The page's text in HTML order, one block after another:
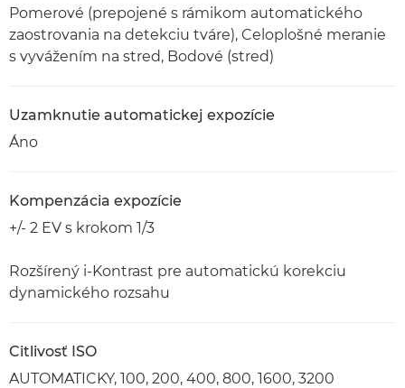
Pomerové (prepojené s rámikom automatického
zaostrovania na detekciu tváre), Celoplošné meranie
s vyvážením na stred, Bodové (stred)
Uzamknutie automatickej expozície
Áno
Kompenzácia expozície
+/- 2 EV s krokom 1/3
Rozšírený i-Kontrast pre automatickú korekciu
dynamického rozsahu
Citlivosť ISO
AUTOMATICKY, 100, 200, 400, 800, 1600, 3200